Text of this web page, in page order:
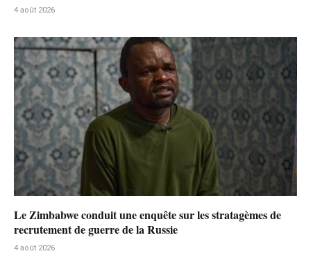
4 août 2026
Le Zimbabwe conduit une enquête sur les stratagèmes de
recrutement de guerre de la Russie
4 août 2026